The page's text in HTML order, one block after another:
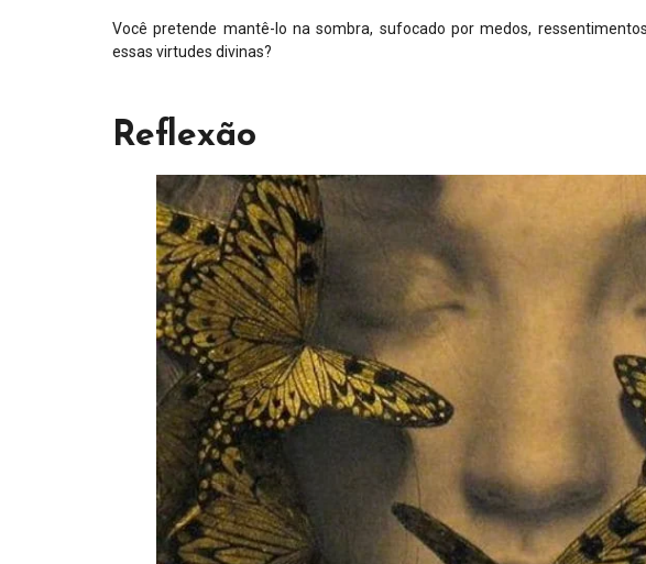
Você pretende mantê-lo na sombra, sufocado por medos,
essas virtudes divinas?
Reflexão